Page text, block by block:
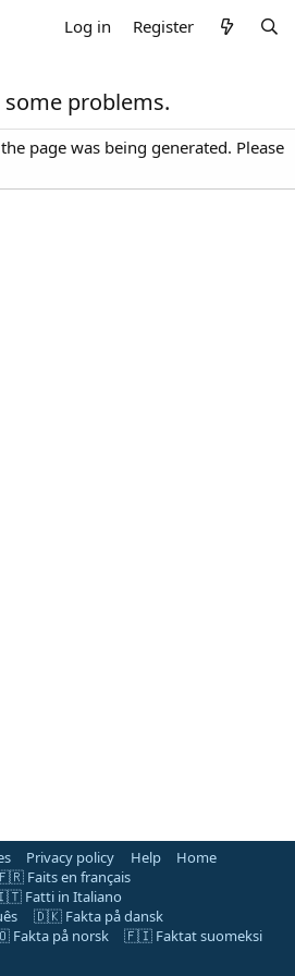
Log in Register
problems.
page was being generated. Please
Privacy policy Help
Home
Faits en français
Fatti in Italiano
🇩🇰 Fakta på dansk
Fakta på norsk
🇫🇮 Faktat suomeksi